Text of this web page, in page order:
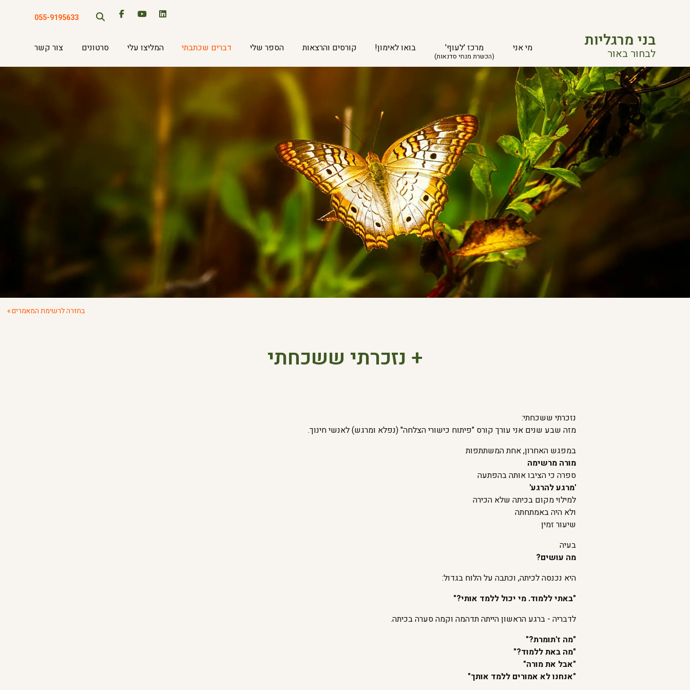
בני מרגליות
לבחור באור
055-9195633
מי אני מרכז 'לעוף'
(הכשרת מנחי סדנאות)
בואו לאימון! קורסים והרצאות הספר שלי דברים שכתבתי המליצו עלי סרטונים צור קשר
בחזרה לרשימת המאמרים »
+ נזכרתי ששכחתי
נזכרתי ששכחתי:
מזה שבע שנים אני עורך קורס "פיתוח כישורי הצלחה" (נפלא ומרגש) לאנשי חינוך.
במפגש האחרון, אחת המשתתפות
מורה מרשימה
ספרה כי הציבו אותה בהפתעה
'מרגע להרגע'
למילוי מקום בכיתה שלא הכירה
ולא היה באמתחתה
שיעור זמין
בעיה
מה עושים?
היא נכנסה לכיתה, וכתבה על הלוח בגדול:
"באתי ללמוד. מי יכול ללמד אותי?"
לדבריה - ברגע הראשון הייתה תדהמה וקמה סערה בכיתה.
"מה ז'תומרת?"
"מה באת ללמוד?"
"אבל את מורה"
"אנחנו לא אמורים ללמד אותך"